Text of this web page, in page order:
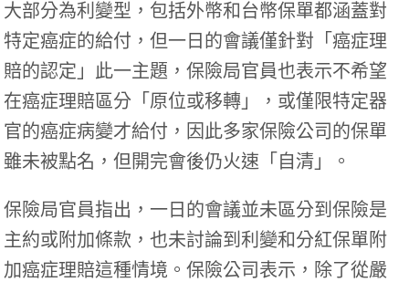
大部分為利變型，包括外幣和台幣保單都涵蓋對
特定癌症的給付，但一日的會議僅針對「癌症理
賠的認定」此一主題，保險局官員也表示不希望
在癌症理賠區分「原位或移轉」，或僅限特定器
官的癌症病變才給付，因此多家保險公司的保單
雖未被點名，但開完會後仍火速「自清」。
保險局官員指出，一日的會議並未區分到保險是
主約或附加條款，也未討論到利變和分紅保單附
加癌症理賠這種情境。保險公司表示，除了從嚴